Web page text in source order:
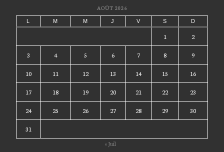
AOÛT 2026
M M J V S D
1 2
3 4 5 6 7 8 9
10 11 12 13 14 15 16
17 18 19 20 21 22 23
24 25 26 27 28 29 30
31
« Juil